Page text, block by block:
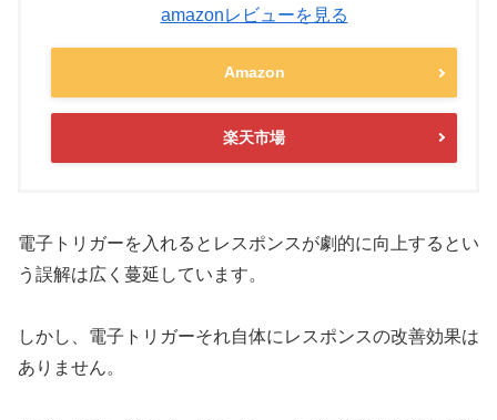
amazonレビューを見る
Amazon
楽天市場
電子トリガーを入れるとレスポンスが劇的に向上するとい
う誤解は広く蔓延しています。
しかし、電子トリガーそれ自体にレスポンスの改善効果は
ありません。